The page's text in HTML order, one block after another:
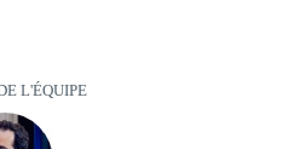
L'ÉQUIPE